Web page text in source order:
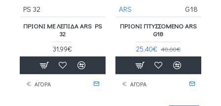
PS 32
ΠΡΙΌΝΙ ΜΕ ΛΕΠΊΔΑ ARS PS
32
31,99€
ΑΓΟΡΑ
ARS G18
ΠΡΙΌΝΙ ΠΤΥΣΣΌΜΕΝΟ ARS
G18
25,40€ 40,00€
ΑΓΟΡΑ